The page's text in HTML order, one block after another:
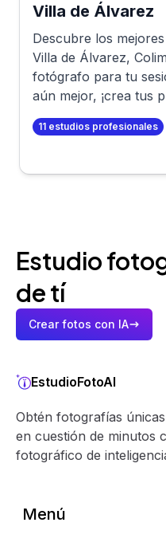
Villa de Álvarez
Descubre los
Villa de Álvarez,
fotógrafo para tu
aún mejor, ¡crea tus
en minutos!
11 estudios profesionales
Estudio
de tí
Crear fotos con IA
EstudioFotoAI
Obtén fotografías
en cuestión de minutos
fotográfico de
Menú